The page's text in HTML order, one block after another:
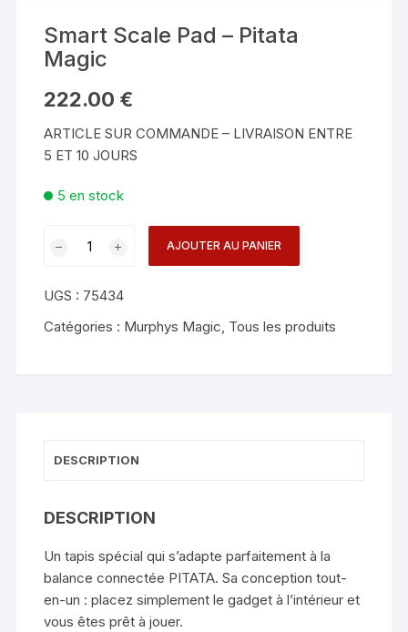
Smart Scale Pad – Pitata
Magic
222.00 €
ARTICLE SUR COMMANDE – LIVRAISON ENTRE
5 ET 10 JOURS
5 en stock
Scale
Pad
AJOUTER AU PANIER
UGS : 75434
Catégories : Murphys Magic, Tous les produits
DESCRIPTION
DESCRIPTION
Un tapis spécial qui s’adapte parfaitement à la
balance connectée PITATA. Sa conception tout-
en-un : placez simplement le gadget à l’intérieur et
vous êtes prêt à jouer.